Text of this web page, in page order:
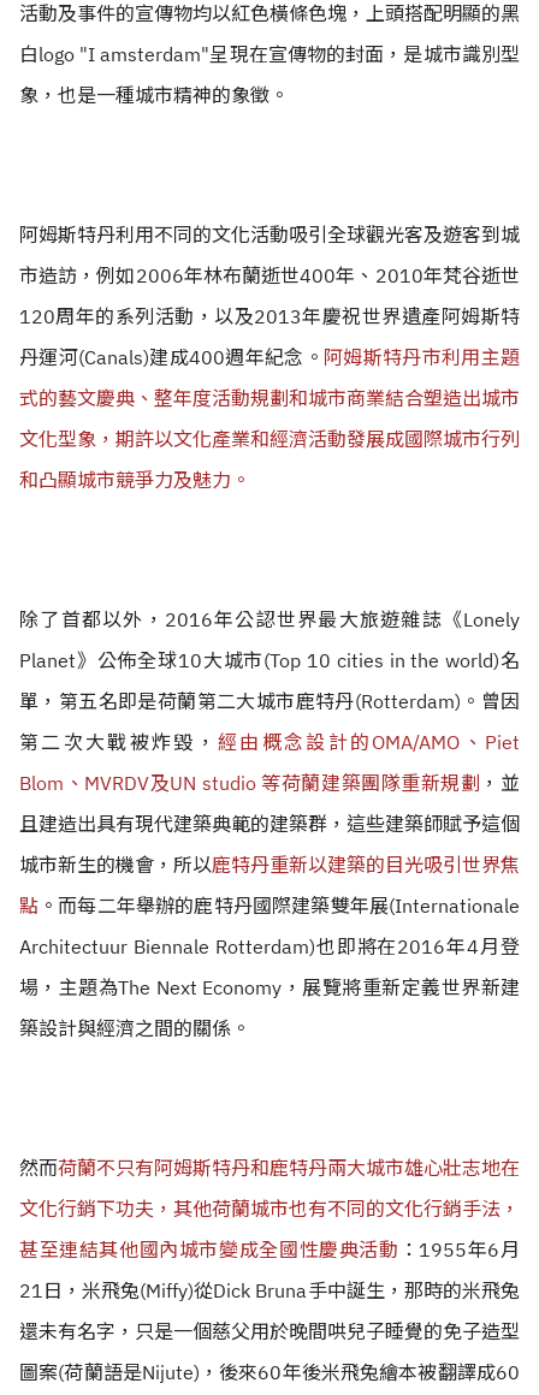
活動及事件的宣傳物均以紅色橫條色塊，上頭搭配明顯的黑
白logo "I amsterdam"呈現在宣傳物的封面，是城市識別型
象，也是一種城市精神的象徵。
阿姆斯特丹利用不同的文化活動吸引全球觀光客及遊客到城
市造訪，例如2006年林布蘭逝世400年、2010年梵谷逝世
120周年的系列活動，以及2013年慶祝世界遺產阿姆斯特
丹運河(Canals)建成400週年紀念。 阿姆斯特丹市利用主題
式的藝文慶典、整年度活動規劃和城市商業結合塑造出城市
文化型象，期許以文化產業和經濟活動發展成國際城市行列
和凸顯城市競爭力及魅力。
除了首都以外，2016年公認世界最大旅遊雜誌《Lonely
Planet》公佈全球10大城市(Top 10 cities in the world)名
單，第五名即是荷蘭第二大城市鹿特丹(Rotterdam)。曾因
第二次大戰被炸毀， 經由概念設計的OMA/AMO、Piet
Blom、MVRDV及UN studio 等荷蘭建築團隊重新規劃 ，並
且建造出具有現代建築典範的建築群，這些建築師賦予這個
城市新生的機會，所以鹿特丹重新以建築的目光吸引世界焦
點 。而每二年舉辦的鹿特丹國際建築雙年展(Internationale
Architectuur Biennale Rotterdam)也即將在2016年4月登
場，主題為The Next Economy，展覽將重新定義世界新建
築設計與經濟之間的關係。
然而荷蘭不只有阿姆斯特丹和鹿特丹兩大城市雄心壯志地在
文化行銷下功夫，其他荷蘭城市也有不同的文化行銷手法，
甚至連結其他國內城市變成全國性慶典活動 ：1955年6月
21日，米飛兔(Miffy)從Dick Bruna手中誕生，那時的米飛兔
還未有名字，只是一個慈父用於晚間哄兒子睡覺的免子造型
圖案(荷蘭語是Nijute)，後來60年後米飛兔繪本被翻譯成60